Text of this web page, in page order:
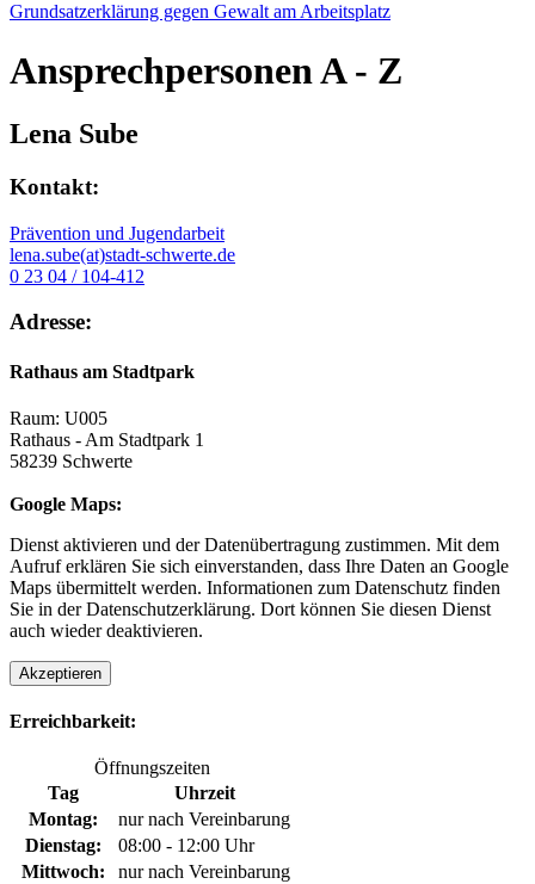
Grundsatzerklärung gegen Gewalt am Arbeitsplatz
AnsprechpersonenA - Z
Lena Sube
Kontakt:
Prävention und Jugendarbeit
lena.sube(at)stadt-schwerte.de
0 23 04 / 104-412
Adresse:
Rathaus am Stadtpark
Raum: U005
Rathaus - Am Stadtpark 1
58239 Schwerte
Google Maps:
Dienst aktivieren und der Datenübertragung zustimmen. Mit dem
Aufruf erklären Sie sich einverstanden, dass Ihre Daten an Google
Maps übermittelt werden. Informationen zum Datenschutz finden
Sie in der Datenschutzerklärung. Dort können Sie diesen Dienst
auch wieder deaktivieren.
Akzeptieren
Erreichbarkeit:
Öffnungszeiten
Tag
Uhrzeit
Montag:
nur nach Vereinbarung
Dienstag:
08:00 - 12:00 Uhr
Mittwoch:
nur nach Vereinbarung